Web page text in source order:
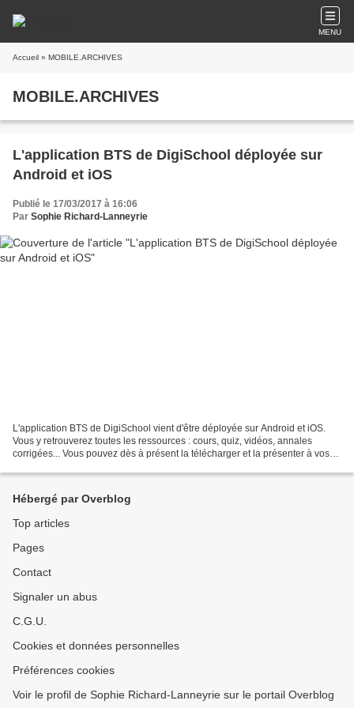
MENU
Accueil » MOBILE.ARCHIVES
MOBILE.ARCHIVES
L'application BTS de DigiSchool déployée sur
Android et iOS
Publié le 17/03/2017 à 16:06
Par Sophie Richard-Lanneyrie
L'application BTS de DigiSchool vient d'être déployée sur Android et iOS.
Vous y retrouverez toutes les ressources : cours, quiz, vidéos, annales
corrigées... Vous pouvez dès à présent la télécharger et la présenter à vos
Hébergé par Overblog
Top articles
Pages
Contact
Signaler un abus
C.G.U.
Cookies et données personnelles
Préférences cookies
Voir le profil de Sophie Richard-Lanneyrie sur le portail Overblog